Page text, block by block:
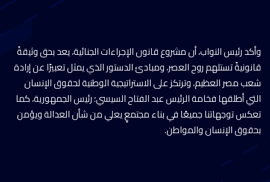
وأكد رئيس النواب، أن مشروع قانون الإجراءات الجنائية، يعد بحق وثيقةً
قانونيةً تستلهم روح العصر، ومبادئ الدستور الذي يمثل تعبيرًا عن إرادة
شعب مصر العظيم، وترتكز على الاستراتيجية الوطنية لحقوق الإنسان
التي أطلقها فخامة الرئيس عبد الفتاح السيسي؛ رئيس الجمهورية، كما
تعكس توجهاتنا جميعًا في بناء مجتمعٍ يعلي من شأن العدالة ويؤمن
بحقوق الإنسان والمواطن.